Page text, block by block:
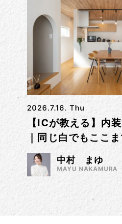
2026.7.16. Thu
【ICが教える】内
｜同じ白でもここ
（テクスチャー）」
ツ
中村 まゆ
MAYU NAKAMURA